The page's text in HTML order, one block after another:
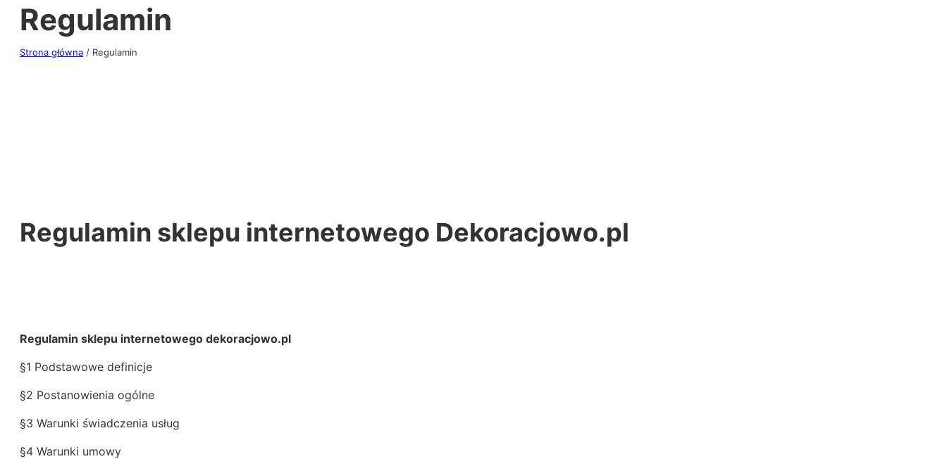
Regulamin
Strona główna / Regulamin
Regulamin sklepu internetowego Dekoracjowo.pl
Regulamin sklepu internetowego dekoracjowo.pl
§1 Podstawowe definicje
§2 Postanowienia ogólne
§3 Warunki świadczenia usług
§4 Warunki umowy